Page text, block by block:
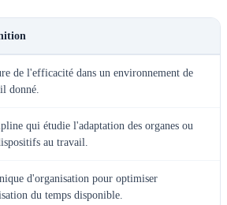
de l'efficacité dans un environnement de
donné.
qui étudie l'adaptation des organes ou
au travail.
d'organisation pour optimiser
du temps disponible.